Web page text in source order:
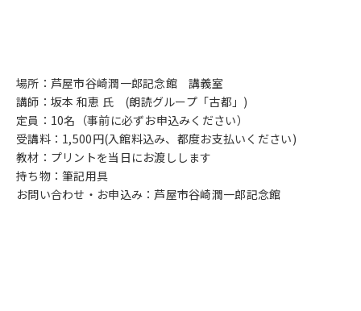
場所：芦屋市谷崎潤一郎記念館 講義室
講師：坂本 和恵 氏 (朗読グループ「古都」)
定員：10名（事前に必ずお申込みください）
受講料：1,500円(入館料込み、都度お支払いください)
教材：プリントを当日にお渡しします
持ち物：筆記用具
お問い合わせ・お申込み：芦屋市谷崎潤一郎記念館